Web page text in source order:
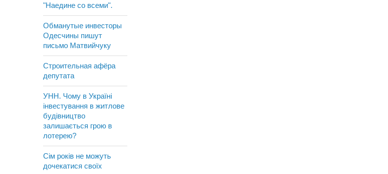
"Наедине со всеми".
Обманутые инвесторы
Одесчины пишут
письмо Матвийчуку
Строительная афёра
депутата
УНН. Чому в Україні
інвестування в житлове
будівництво
залишається грою в
лотерею?
Сім років не можуть
дочекатися своїх